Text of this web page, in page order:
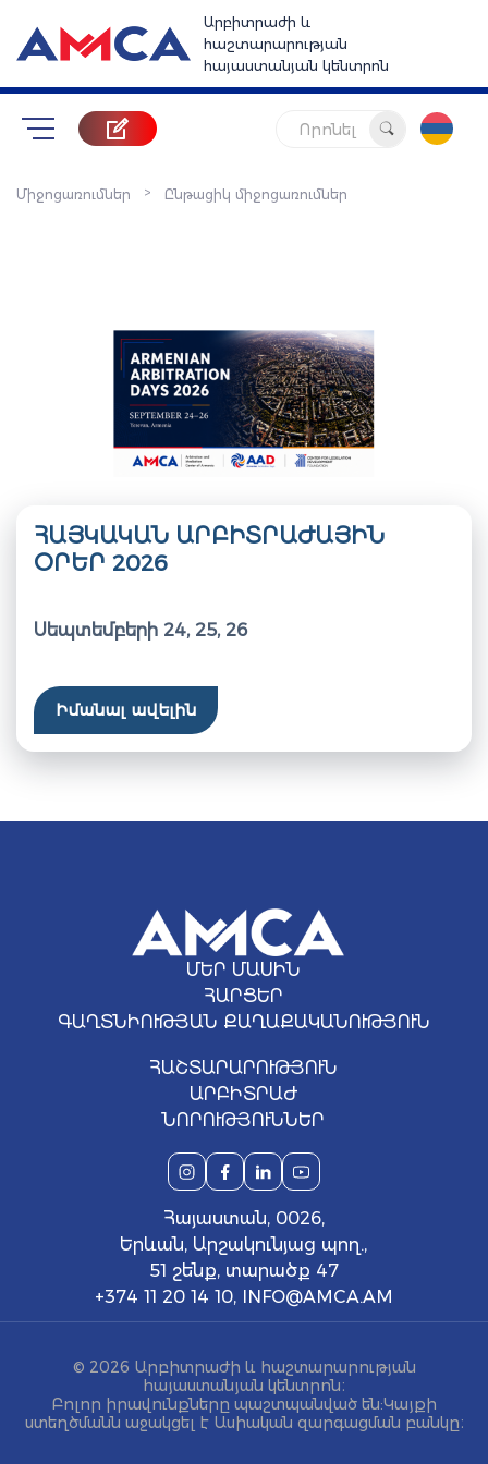
Արբիտրաժի և
հաշտարարության
հայաստանյան կենտրոն
Որոնել
Միջոցառումներ > Ընթացիկ միջոցառումներ
ՀԱՅԿԱԿԱՆ ԱՐԲԻՏՐԱԺԱՅԻՆ
ՕՐԵՐ 2026
Սեպտեմբերի 24, 25, 26
Իմանալ ավելին
ՄԵՐ ՄԱՍԻՆ
ՀԱՐՑԵՐ
ԳԱՂՏՆԻՈՒԹՅԱՆ ՔԱՂԱՔԱԿԱՆՈՒԹՅՈՒՆ
ՀԱՇՏԱՐԱՐՈՒԹՅՈՒՆ
ԱՐԲԻՏՐԱԺ
ՆՈՐՈՒԹՅՈՒՆՆԵՐ
Հայաստան, 0026,
Երևան, Արշակունյաց պող.,
51 շենք, տարածք 47
+374 11 20 14 10, INFO@AMCA.AM
© 2026 Արբիտրաժի և հաշտարարության
հայաստանյան կենտրոն։
Բոլոր իրավունքները պաշտպանված են: Կայքի
ստեղծմանն աջակցել է Ասիական զարգացման բանկը։